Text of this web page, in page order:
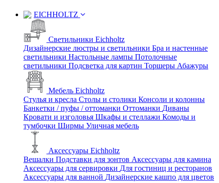
EICHHOLTZ
Светильники Eichholtz
Дизайнерские люстры и светильники Бра и настенные
светильники Настольные лампы Потолочные
светильники Подсветка для картин Торшеры Абажуры
Мебель Eichholtz
Стулья и кресла Столы и столики Консоли и колонны
Банкетки / пуфы / оттоманки Оттоманки Диваны
Кровати и изголовья Шкафы и стеллажи Комоды и
тумбочки Ширмы Уличная мебель
Аксессуары Eichholtz
Вешалки Подставки для зонтов Аксессуары для камина
Аксессуары для сервировки Для гостиниц и ресторанов
Аксессуары для ванной Дизайнерские кашпо для цветов